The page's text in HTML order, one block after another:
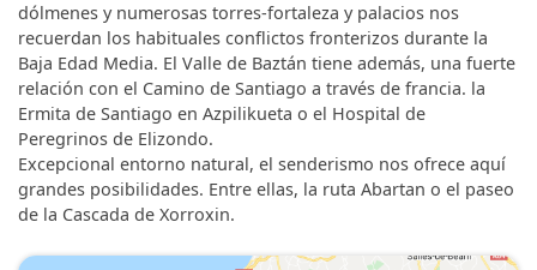
dólmenes y numerosas torres-fortaleza y palacios nos
recuerdan los habituales conflictos fronterizos durante la
Baja Edad Media. El Valle de Baztán tiene además, una fuerte
relación con el Camino de Santiago a través de francia. la
Ermita de Santiago en Azpilikueta o el Hospital de
Peregrinos de Elizondo.
Excepcional entorno natural, el senderismo nos ofrece aquí
grandes posibilidades. Entre ellas, la ruta Abartan o el paseo
de la Cascada de Xorroxin.